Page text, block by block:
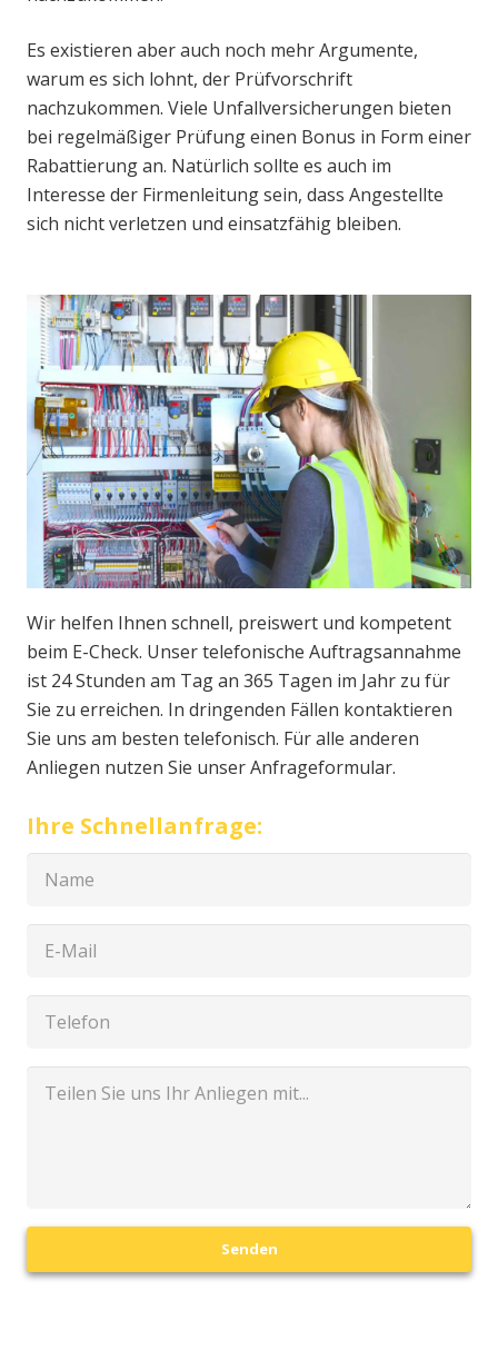
Es existieren aber auch noch mehr Argumente,
warum es sich lohnt, der Prüfvorschrift
nachzukommen. Viele Unfallversicherungen bieten
bei regelmäßiger Prüfung einen Bonus in Form einer
Rabattierung an. Natürlich sollte es auch im
Interesse der Firmenleitung sein, dass Angestellte
sich nicht verletzen und einsatzfähig bleiben.
Wir helfen Ihnen schnell, preiswert und kompetent
beim E-Check. Unser telefonische Auftragsannahme
ist 24 Stunden am Tag an 365 Tagen im Jahr zu für
Sie zu erreichen. In dringenden Fällen kontaktieren
Sie uns am besten telefonisch. Für alle anderen
Anliegen nutzen Sie unser Anfrageformular.
Ihre Schnellanfrage:
Senden